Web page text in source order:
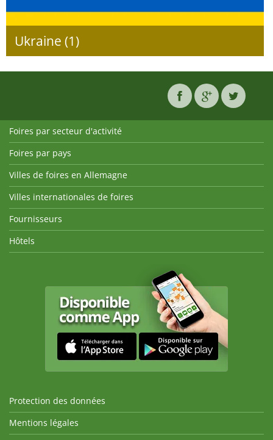
Ukraine (1)
Foires par secteur d'activité
Foires par pays
Villes de foires en Allemagne
Villes internationales de foires
Fournisseurs
Hôtels
Protection des données
Mentions légales